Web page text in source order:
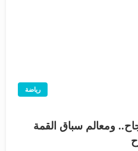
رياضة
ومعالم سباق القمة